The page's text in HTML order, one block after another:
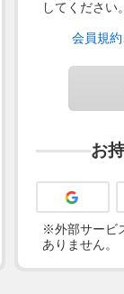
してください。
会員規約
お
※外部サービ
ありません。